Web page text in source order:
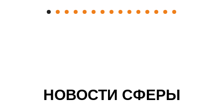
НОВОСТИ СФЕРЫ